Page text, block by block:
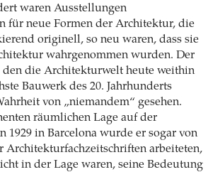
waren Ausstellungen
für neue Formen der Architektur, die
originell, so neu waren, dass sie
wahrgenommen wurden. Der
den die Architekturwelt heute weithin
Bauwerk des 20. Jahrhunderts
von „niemandem“ gesehen.
räumlichen Lage auf der
1929 in Barcelona wurde er sogar von
Architekturfachzeitschriften arbeiteten,
in der Lage waren, seine Bedeutung